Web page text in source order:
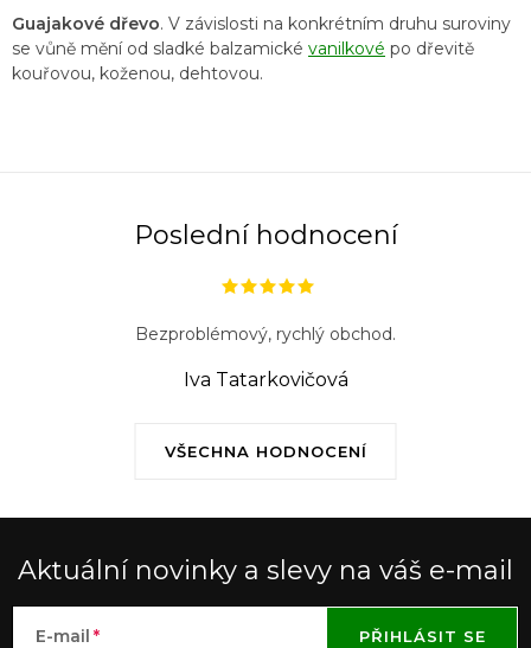
Guajakové dřevo. V závislosti na konkrétním druhu suroviny
se vůně mění od sladké balzamické vanilkové po dřevitě
kouřovou, koženou, dehtovou.
Poslední hodnocení
VŠECHNA HODNOCENÍ
Bezproblémový, rychlý obchod.
Iva Tatarkovičová
Aktuální novinky a slevy na váš e-mail
E-mail PŘIHLÁSIT SE